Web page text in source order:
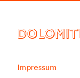
Impressum